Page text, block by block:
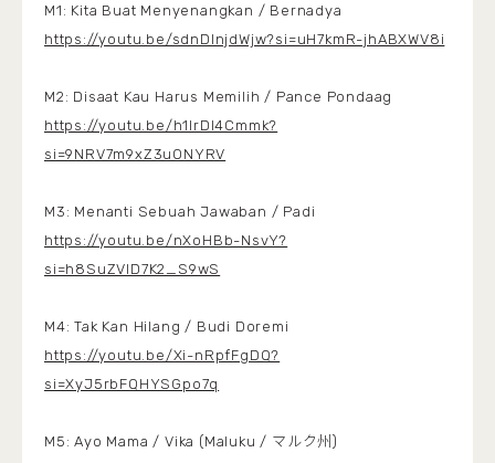
M1: Kita Buat Menyenangkan / Bernadya
https://youtu.be/sdnDInjdWjw?si=uH7kmR-jhABXWV8i
M2: Disaat Kau Harus Memilih / Pance Pondaag
https://youtu.be/h1lrDl4Cmmk?
si=9NRV7m9xZ3uONYRV
M3: Menanti Sebuah Jawaban / Padi
https://youtu.be/nXoHBb-NsvY?
si=h8SuZVID7K2_S9wS
M4: Tak Kan Hilang / Budi Doremi
https://youtu.be/Xi-nRpfFgDQ?
si=XyJ5rbFQHYSGpo7q
M5: Ayo Mama / Vika (Maluku / マルク州)